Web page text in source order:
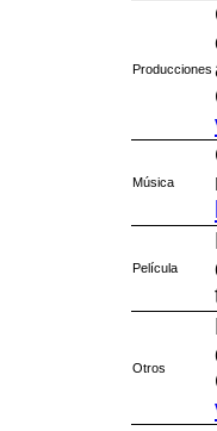
Producciones
Música
Película
Otros